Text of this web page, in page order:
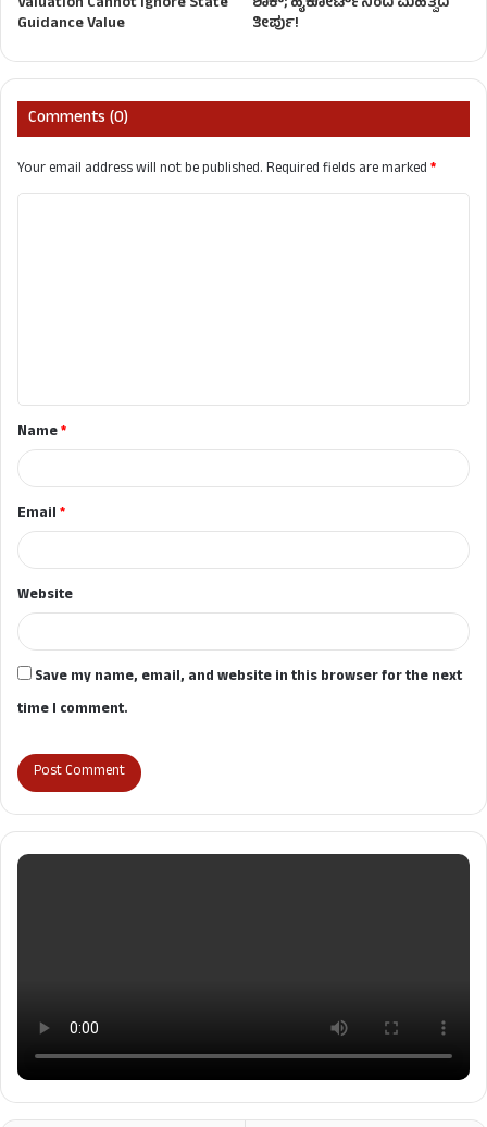
Guidance Value
ತೀರ್ಪು!
Comments (0)
Your email address will not be published.Required fields are marked*
t
*Name*
Email*
Website
Save my name, email, and website in this browser for the next
time I comment.